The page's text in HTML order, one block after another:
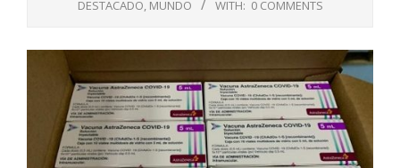
DESTACADO, MUNDO WITH: 0 COMMENTS